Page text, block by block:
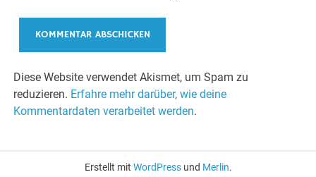
Diese Website verwendet Akismet, um Spam zu
reduzieren. Erfahre mehr darüber, wie deine
Kommentardaten verarbeitet werden.
Erstellt mit WordPressund Merlin.